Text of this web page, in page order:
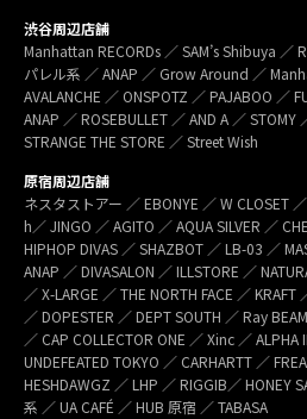
渋谷周辺店舗
Manhattan RECORDs ／ SAM’s Shibuya ／
パレル系 ／ ANAP ／ Grow Around ／
AVALANCHE ／ ONSPOTZ ／ PAJABOO ／
ANAP ／ ROSEBULLET ／ AND A ／ STOMY
STRANGE THE STORE ／ Street Wish
原宿周辺店舗
ネスタストアー ／ EBONYE ／ W CLOSET
h／ JINGO ／ AGITO ／ AQUA SILVER ／
HIPHOP DIVAS ／ SHAZBOT ／ LB-03 ／
ANAP ／ DIVASALON ／ ILLSTORE ／
／ X-LARGE ／ THE NORTH FACE ／ KRAFT
／ DOPESTER ／ DEPT SOUTH ／ Ray
／ CAP COLLECTOR ONE ／ Xinc ／ ALPHA
UNDEFEATED TOKYO ／ CARHARTT ／
HESHDAWGZ ／ LHP ／ RIGGIB／ HONEY
系 ／ UA CAFÉ ／ HUB 原宿 ／ TABASA